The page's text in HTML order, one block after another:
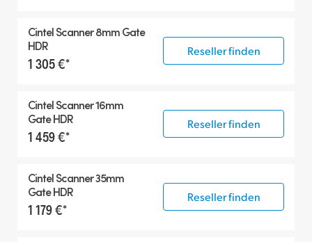
Cintel Scanner 8mm Gate
HDR
1 305 €*
Reseller finden
Cintel Scanner 16mm
Gate HDR
1 459 €*
Reseller finden
Cintel Scanner 35mm
Gate HDR
1 179 €*
Reseller finden